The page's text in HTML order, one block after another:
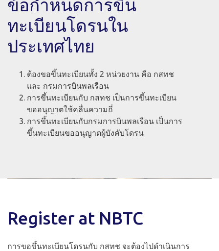
ข้อกำหนดการขึ้น
ทะเบียนโดรนใน
ประเทศไทย
ต้องขอขึ้นทะเบียนทั้ง 2 หน่วยงาน คือ กสทช
และ กรมการบินพลเรือน
การขึ้นทะเบียนกับ กสทช เป็นการขึ้นทะเบียน
ขออนุญาตใช้คลื่นความถี่
การขึ้นทะเบียนกับกรมการบินพลเรือน เป็นการ
ขึ้นทะเบียนขออนุญาตผู้บังคับโดรน
Register at NBTC
การขอขึ้นทะเบียนโดรนกับ กสทช จะต้องไปดำเนินการ